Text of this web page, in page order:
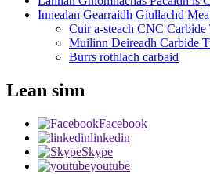
Innealan Gearraidh Giullachd
Cuir a-steach CNC Carbide
Muilinn Deireadh Carbide
Burrs rothlach carbaid
Lean sinn
Facebook
linkedin
Skype
youtube